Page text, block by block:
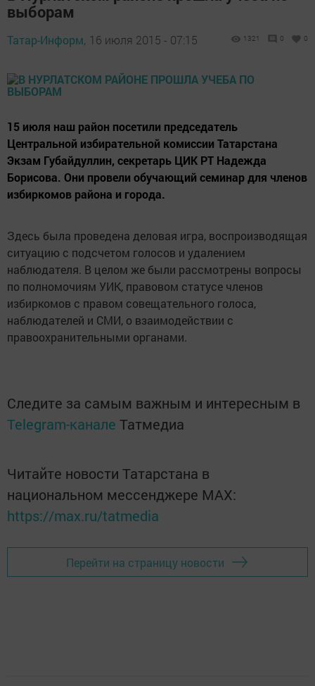
выборам
Татар-Информ, 16 июля 2015 - 07:15 1321 0 0
15 июля наш район посетили председатель
Центральной избирательной комиссии Татарстана
Экзам Губайдуллин, секретарь ЦИК РТ Надежда
Борисова. Они провели обучающий семинар для членов
избиркомов района и города.
Здесь была проведена деловая игра, воспроизводящая
ситуацию с подсчетом голосов и удалением
наблюдателя. В целом же были рассмотрены вопросы
по полномочиям УИК, правовом статусе членов
избиркомов с правом совещательного голоса,
наблюдателей и СМИ, о взаимодействии с
правоохранительными органами.
Следите за самым важным и интересным в
Telegram-канале Татмедиа
Читайте новости Татарстана в
национальном мессенджере MАХ:
https://max.ru/tatmedia
Перейти на страницу новости